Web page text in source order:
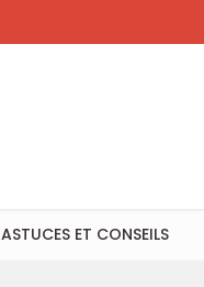
ASTUCES ET CONSEILS